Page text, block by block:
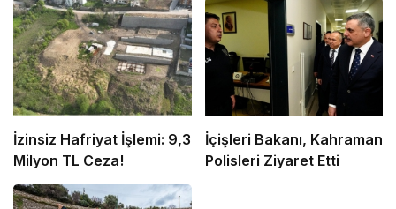
İzinsiz Hafriyat İşlemi: 9,3
Milyon TL Ceza!
İçişleri Bakanı, Kahraman
Polisleri Ziyaret Etti